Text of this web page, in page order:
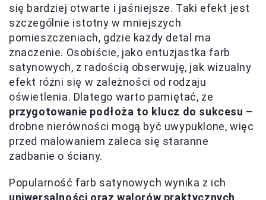
się bardziej otwarte i jaśniejsze. Taki efekt jest
szczególnie istotny w mniejszych
pomieszczeniach, gdzie każdy detal ma
znaczenie. Osobiście, jako entuzjastka farb
satynowych, z radością obserwuję, jak wizualny
efekt różni się w zależności od rodzaju
oświetlenia. Dlatego warto pamiętać, że
przygotowanie podłoża to klucz do sukcesu –
drobne nierówności mogą być uwypuklone, więc
przed malowaniem zaleca się staranne
zadbanie o ściany.
Popularność farb satynowych wynika z ich
uniwersalności oraz walorów praktycznych.